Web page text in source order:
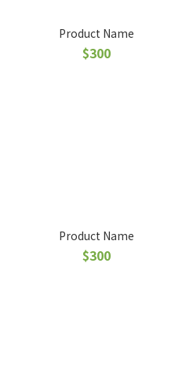
Product Name
$300
Product Name
$300